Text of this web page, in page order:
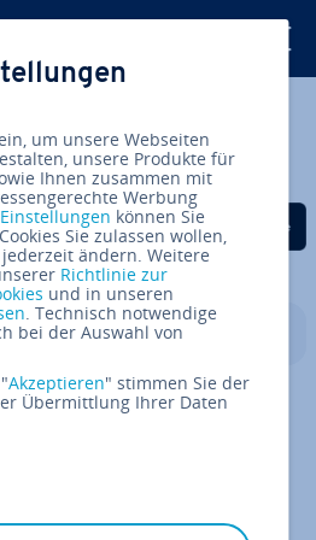
erstellen
So geht’s
Auf Facebook teilen
Auf Twitter teilen
Auf LinkedIn
heute un­ver­zicht­bar, um die
und den Umsatz zu
CMS WordPress arbeitet,
eine prak­ti­sche
eines voll­um­fäng­li­chen E-
um unsere Webseiten
unsere Produkte für
Ihnen zusammen mit
Werbung
Einstellungen können Sie
Sie zulassen wollen,
ändern. Weitere
Richtlinie zur
und in unseren
. Technisch notwendige
bei der Auswahl von
Akzeptieren" stimmen Sie der
Übermittlung Ihrer Daten